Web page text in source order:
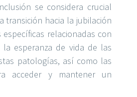
se considera crucial
transición hacia la jubilación
relacionadas con
esperanza de vida de las
patologías, así como las
acceder y mantener un